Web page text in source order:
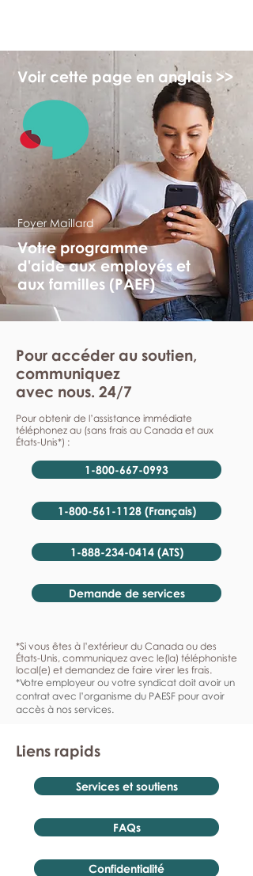
Voir cette page en anglais >>
Foyer Maillard
Votre programme
d'aide aux employés et
aux familles (PAEF)
Pour accéder au soutien,
communiquez
avec nous. 24/7
Pour obtenir de l’assistance immédiate
téléphonez au (sans frais au Canada et aux
États-Unis*) :
1-800-667-0993
1-800-561-1128 (Français)
1-888-234-0414 (ATS)
Demande de services
*Si vous êtes à l’extérieur du Canada ou des
États-Unis, communiquez avec le(la) téléphoniste
local(e) et demandez de faire virer les frais.
*Votre employeur ou votre syndicat doit avoir un
contrat avec l’organisme du PAESF pour avoir
accès à nos services.
Liens rapids
Services et soutiens
FAQs
Confidentialité